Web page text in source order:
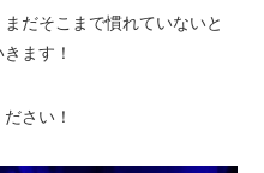
だそこまで慣れていないと
ます！
さい！